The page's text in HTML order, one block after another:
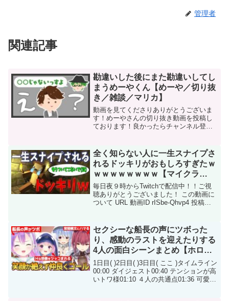
管理者
関連記事
勘違いした後にまた勘違いしてし
まうめーやくん【めーや／切り抜
き／雑談／マリカ】
動画を見てくださりありがとうございま
す！めーやさんの切り抜き動画を投稿し
ております！良かったらチャンネル登録
―――――――――◇めーやさん情報
【YouTube】【Twitter】――...
全く知らない人に一生スナイプさ
れるドッキリがおもしろすぎたｗ
ｗｗｗｗｗｗｗｗ【マイクラ
PVP】
毎日夜９時からTwitchで配信中！！ご視
聴ありがとうございました！ この動画に
ついて URL 動画ID rISbe-Qhvp4 投稿者
セクシーな船長の声にツボった
り、感動のラストを迎えたりする
4人の面白シーンまとめ【ホロラ
イブ／切り抜き／湊あくあ／兎田
ぺこら／宝鐘マリン／常闇トワ】
1日目( )2日目( )3日目( ここ )タイムライン
00:00 ダイジェスト00:40 テンションが高
いトワ様01:10 ４人の共通点01:36 可愛い